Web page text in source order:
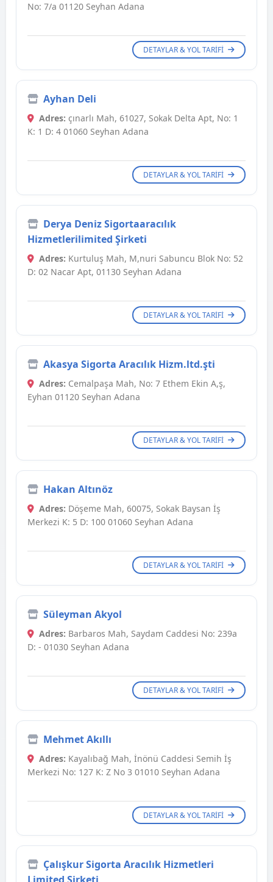
No: 7/a 01120 Seyhan Adana
DETAYLAR & YOL TARIFI
Ayhan Deli
Adres: çınarlı Mah, 61027, Sokak Delta Apt, No: 1
K: 1 D: 4 01060 Seyhan Adana
DETAYLAR & YOL TARIFI
Derya Deniz Sigortaaracılık
Hizmetlerilimited Şirketi
Adres: Kurtuluş Mah, M,nuri Sabuncu Blok No: 52
D: 02 Nacar Apt, 01130 Seyhan Adana
DETAYLAR & YOL TARIFI
Akasya Sigorta Aracılık Hizm.ltd.şti
Adres: Cemalpaşa Mah, No: 7 Ethem Ekin A,ş,
Eyhan 01120 Seyhan Adana
DETAYLAR & YOL TARIFI
Hakan Altınöz
Adres: Döşeme Mah, 60075, Sokak Baysan İş
Merkezi K: 5 D: 100 01060 Seyhan Adana
DETAYLAR & YOL TARIFI
Süleyman Akyol
Adres: Barbaros Mah, Saydam Caddesi No: 239a
D: - 01030 Seyhan Adana
DETAYLAR & YOL TARIFI
Mehmet Akıllı
Adres: Kayalıbağ Mah, İnönü Caddesi Semih İş
Merkezi No: 127 K: Z No 3 01010 Seyhan Adana
DETAYLAR & YOL TARIFI
Çalışkur Sigorta Aracılık Hizmetleri